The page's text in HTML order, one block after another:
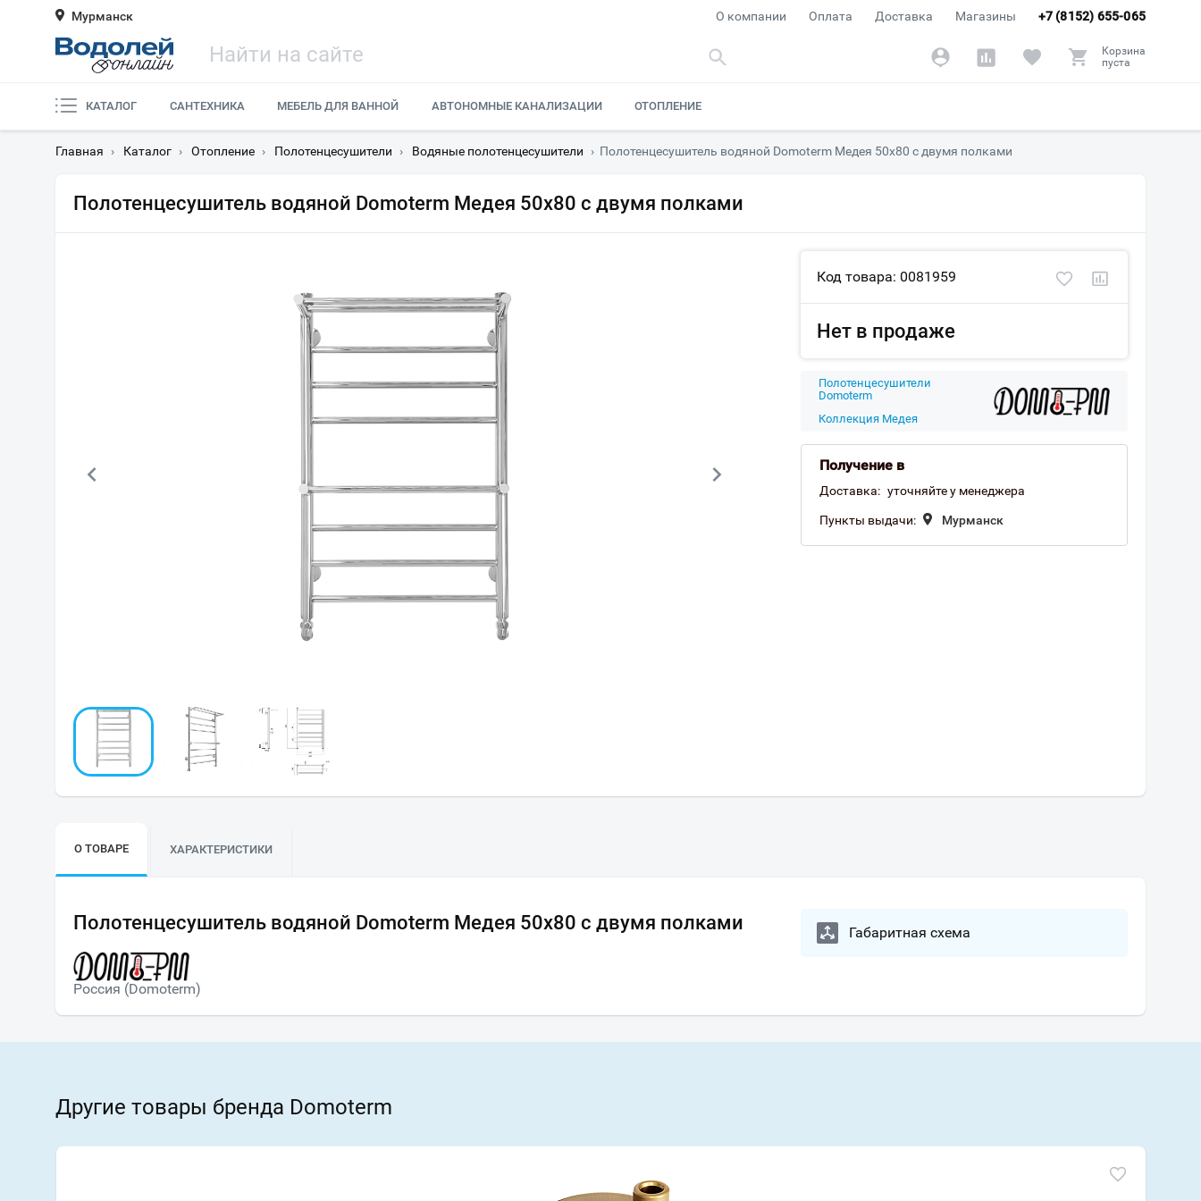
Мурманск +7 (8152) 655-065
О компании Оплата Доставка Магазины
Корзина
пуста
КАТАЛОГ САНТЕХНИКА МЕБЕЛЬ ДЛЯ ВАННОЙ АВТОНОМНЫЕ КАНАЛИЗАЦИИ ОТОПЛЕНИЕ
Главная › Каталог › Отопление › Полотенцесушители › Водяные полотенцесушители › Полотенцесушитель водяной Domoterm Медея 50х80 с двумя полками
Полотенцесушитель водяной Domoterm Медея 50х80 с двумя полками
Код товара: 0081959
Нет в продаже
Полотенцесушители
Domoterm
Коллекция Медея
Получение в
Доставка: уточняйте у менеджера
Пункты выдачи: Мурманск
О ТОВАРЕ ХАРАКТЕРИСТИКИ
Полотенцесушитель водяной Domoterm Медея 50х80 с двумя полками
Россия (Domoterm)
Габаритная схема
Другие товары бренда Domoterm